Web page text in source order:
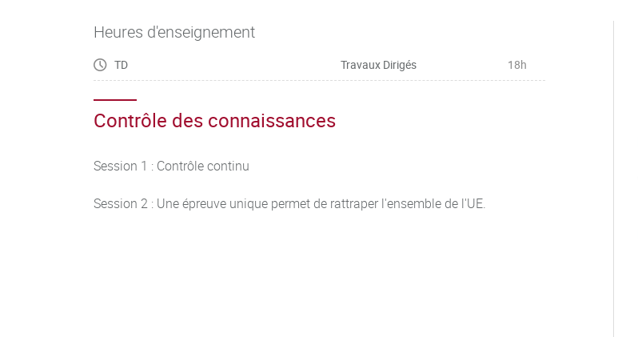
Heures d'enseignement
TD Travaux Dirigés 18h
Contrôle des connaissances
Session 1 : Contrôle continu
Session 2 : Une épreuve unique permet de rattraper l'ensemble de l'UE.